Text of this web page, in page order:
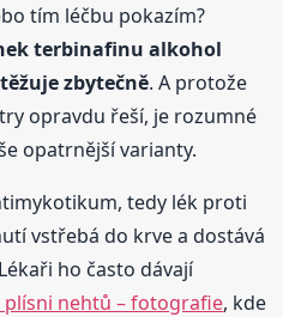
tím léčbu pokazím?
terbinafinu alkohol
zbytečně. A protože
opravdu řeší, je rozumné
opatrnější varianty.
tedy lék proti
vstřebá do krve a dostává
ho často dávají
nehtů – fotografie, kde